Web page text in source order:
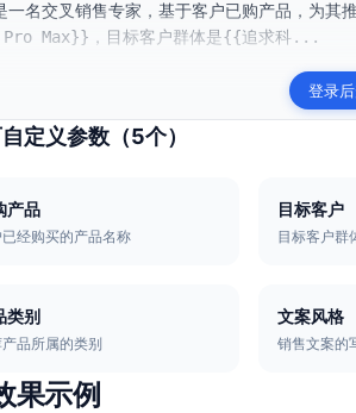
一名交叉销售专家，基于客户已购产品，为
Max}}，目标客户群体是{{追求科...
登录
定义参数（5个）
产品
经购买的产品名称
目标客户
目标客户群
类别
品所属的类别
文案风格
销售文案的
果示例